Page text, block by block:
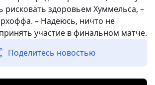
рисковать здоровьем Хуммельса, –
– Надеюсь, ничто не
участие в финальном матче.
Поделитесь новостью